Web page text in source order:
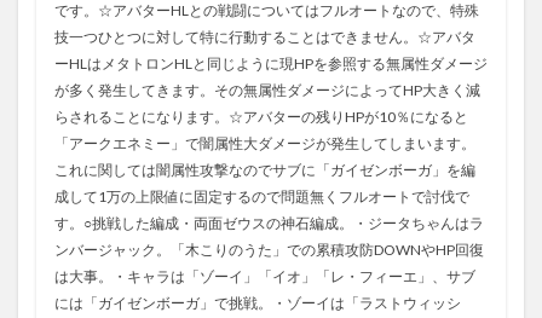
です。☆アバターHLとの戦闘についてはフルオートなので、特殊
技一つひとつに対して特に行動することはできません。☆アバタ
ーHLはメタトロンHLと同じように現HPを参照する無属性ダメージ
が多く発生してきます。その無属性ダメージによってHP大きく減
らされることになります。☆アバターの残りHPが10％になると
「アークエネミー」で闇属性大ダメージが発生してしまいます。
これに関しては闇属性攻撃なのでサブに「ガイゼンボーガ」を編
成して1万の上限値に固定するので問題無くフルオートで討伐で
す。○挑戦した編成・両面ゼウスの神石編成。・ジータちゃんはラ
ンバージャック。「木こりのうた」での累積攻防DOWNやHP回復
は大事。・キャラは「ゾーイ」「イオ」「レ・フィーエ」、サブ
には「ガイゼンボーガ」で挑戦。・ゾーイは「ラストウィッシ